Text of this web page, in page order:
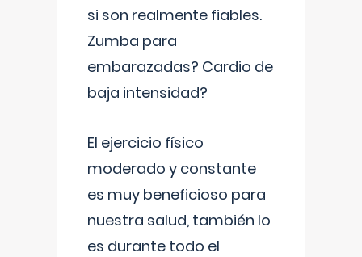
si son realmente fiables.
Zumba para
embarazadas? Cardio de
baja intensidad?
El ejercicio físico
moderado y constante
es muy beneficioso para
nuestra salud, también lo
es durante todo el